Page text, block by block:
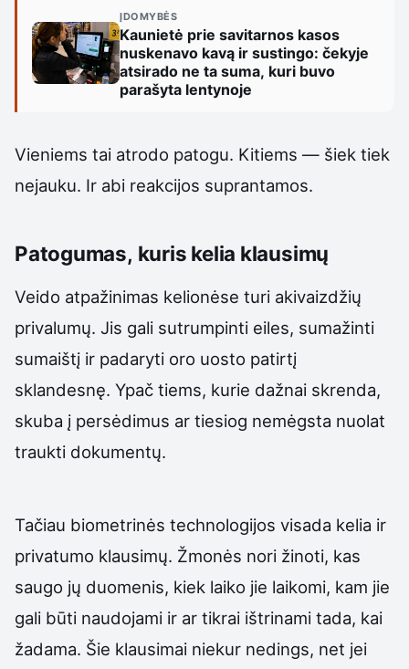
ĮDOMYBĖS
Kaunietė prie savitarnos kasos
nuskenavo kavą ir sustingo: čekyje
atsirado ne ta suma, kuri buvo
parašyta lentynoje
Vieniems tai atrodo patogu. Kitiems — šiek tiek
nejauku. Ir abi reakcijos suprantamos.
Patogumas, kuris kelia klausimų
Veido atpažinimas kelionėse turi akivaizdžių
privalumų. Jis gali sutrumpinti eiles, sumažinti
sumaištį ir padaryti oro uosto patirtį
sklandesnę. Ypač tiems, kurie dažnai skrenda,
skuba į persėdimus ar tiesiog nemėgsta nuolat
traukti dokumentų.
Tačiau biometrinės technologijos visada kelia ir
privatumo klausimų. Žmonės nori žinoti, kas
saugo jų duomenis, kiek laiko jie laikomi, kam jie
gali būti naudojami ir ar tikrai ištrinami tada, kai
žadama. Šie klausimai niekur nedings, net jei